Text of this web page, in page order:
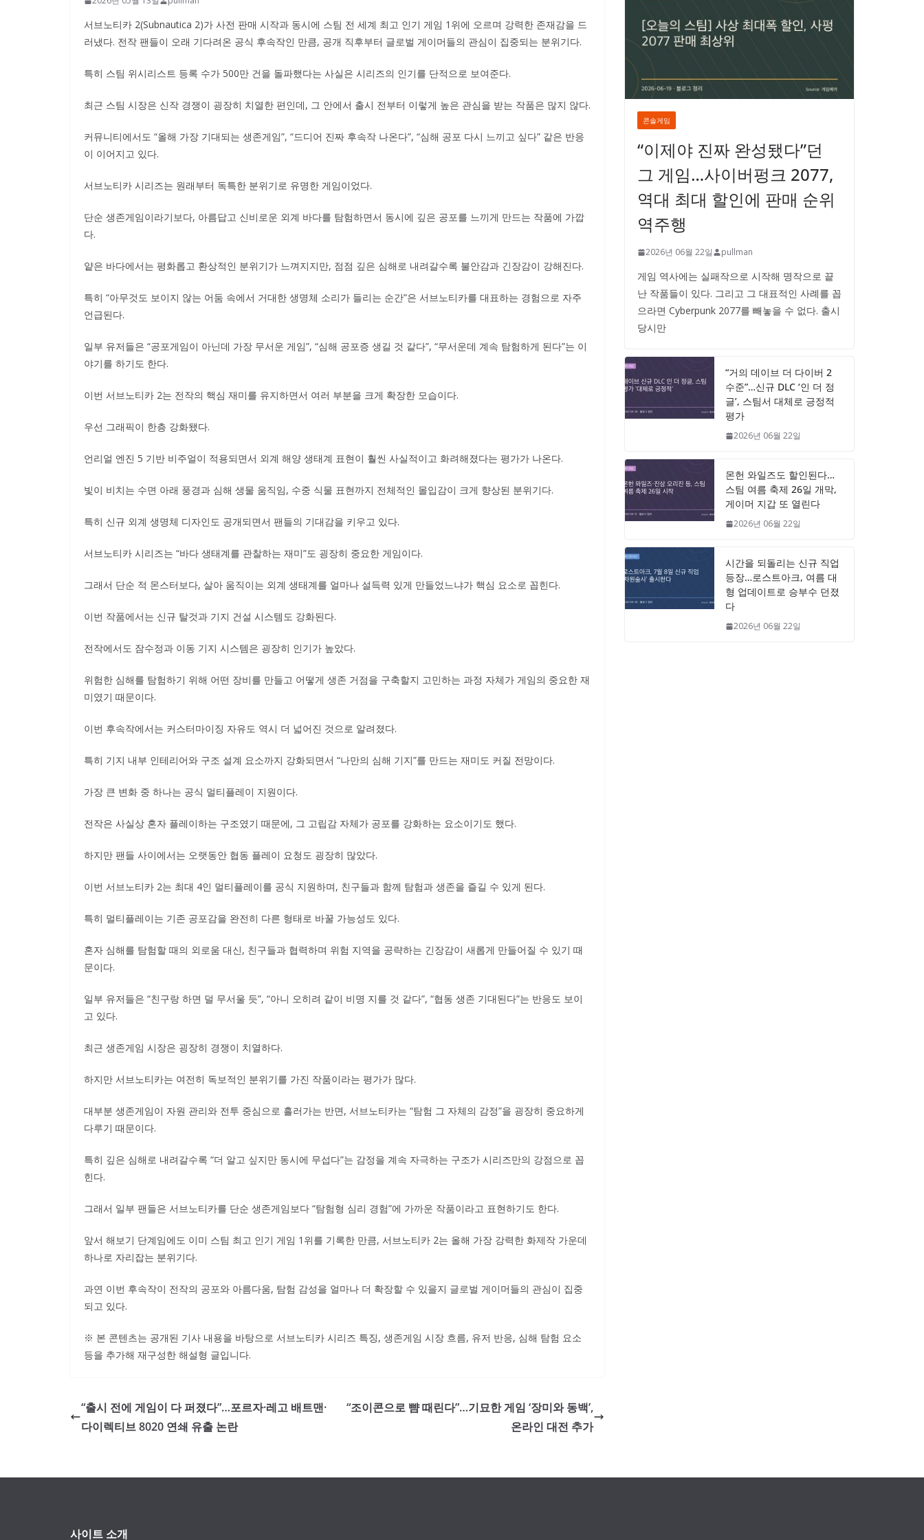
서브노티카 2(Subnautica 2)가 사전 판매 시작과 동시에 스팀 전 세계 최고 인기 게임 1위에 오르며 강력한 존재감을 드
러냈다. 전작 팬들이 오래 기다려온 공식 후속작인 만큼, 공개 직후부터 글로벌 게이머들의 관심이 집중되는 분위기다.
특히 스팀 위시리스트 등록 수가 500만 건을 돌파했다는 사실은 시리즈의 인기를 단적으로 보여준다.
최근 스팀 시장은 신작 경쟁이 굉장히 치열한 편인데, 그 안에서 출시 전부터 이렇게 높은 관심을 받는 작품은 많지 않다.
커뮤니티에서도 “올해 가장 기대되는 생존게임”, “드디어 진짜 후속작 나온다”, “심해 공포 다시 느끼고 싶다” 같은 반응
이 이어지고 있다.
서브노티카 시리즈는 원래부터 독특한 분위기로 유명한 게임이었다.
단순 생존게임이라기보다, 아름답고 신비로운 외계 바다를 탐험하면서 동시에 깊은 공포를 느끼게 만드는 작품에 가깝
다.
얕은 바다에서는 평화롭고 환상적인 분위기가 느껴지지만, 점점 깊은 심해로 내려갈수록 불안감과 긴장감이 강해진다.
특히 “아무것도 보이지 않는 어둠 속에서 거대한 생명체 소리가 들리는 순간”은 서브노티카를 대표하는 경험으로 자주
언급된다.
일부 유저들은 “공포게임이 아닌데 가장 무서운 게임”, “심해 공포증 생길 것 같다”, “무서운데 계속 탐험하게 된다”는 이
야기를 하기도 한다.
이번 서브노티카 2는 전작의 핵심 재미를 유지하면서 여러 부분을 크게 확장한 모습이다.
우선 그래픽이 한층 강화됐다.
언리얼 엔진 5 기반 비주얼이 적용되면서 외계 해양 생태계 표현이 훨씬 사실적이고 화려해졌다는 평가가 나온다.
빛이 비치는 수면 아래 풍경과 심해 생물 움직임, 수중 식물 표현까지 전체적인 몰입감이 크게 향상된 분위기다.
특히 신규 외계 생명체 디자인도 공개되면서 팬들의 기대감을 키우고 있다.
서브노티카 시리즈는 “바다 생태계를 관찰하는 재미”도 굉장히 중요한 게임이다.
그래서 단순 적 몬스터보다, 살아 움직이는 외계 생태계를 얼마나 설득력 있게 만들었느냐가 핵심 요소로 꼽힌다.
이번 작품에서는 신규 탈것과 기지 건설 시스템도 강화된다.
전작에서도 잠수정과 이동 기지 시스템은 굉장히 인기가 높았다.
위험한 심해를 탐험하기 위해 어떤 장비를 만들고 어떻게 생존 거점을 구축할지 고민하는 과정 자체가 게임의 중요한 재
미였기 때문이다.
이번 후속작에서는 커스터마이징 자유도 역시 더 넓어진 것으로 알려졌다.
특히 기지 내부 인테리어와 구조 설계 요소까지 강화되면서 “나만의 심해 기지”를 만드는 재미도 커질 전망이다.
가장 큰 변화 중 하나는 공식 멀티플레이 지원이다.
전작은 사실상 혼자 플레이하는 구조였기 때문에, 그 고립감 자체가 공포를 강화하는 요소이기도 했다.
하지만 팬들 사이에서는 오랫동안 협동 플레이 요청도 굉장히 많았다.
이번 서브노티카 2는 최대 4인 멀티플레이를 공식 지원하며, 친구들과 함께 탐험과 생존을 즐길 수 있게 된다.
특히 멀티플레이는 기존 공포감을 완전히 다른 형태로 바꿀 가능성도 있다.
혼자 심해를 탐험할 때의 외로움 대신, 친구들과 협력하며 위험 지역을 공략하는 긴장감이 새롭게 만들어질 수 있기 때
문이다.
일부 유저들은 “친구랑 하면 덜 무서울 듯”, “아니 오히려 같이 비명 지를 것 같다”, “협동 생존 기대된다”는 반응도 보이
고 있다.
최근 생존게임 시장은 굉장히 경쟁이 치열하다.
하지만 서브노티카는 여전히 독보적인 분위기를 가진 작품이라는 평가가 많다.
대부분 생존게임이 자원 관리와 전투 중심으로 흘러가는 반면, 서브노티카는 “탐험 그 자체의 감정”을 굉장히 중요하게
다루기 때문이다.
특히 깊은 심해로 내려갈수록 “더 알고 싶지만 동시에 무섭다”는 감정을 계속 자극하는 구조가 시리즈만의 강점으로 꼽
힌다.
그래서 일부 팬들은 서브노티카를 단순 생존게임보다 “탐험형 심리 경험”에 가까운 작품이라고 표현하기도 한다.
앞서 해보기 단계임에도 이미 스팀 최고 인기 게임 1위를 기록한 만큼, 서브노티카 2는 올해 가장 강력한 화제작 가운데
하나로 자리잡는 분위기다.
과연 이번 후속작이 전작의 공포와 아름다움, 탐험 감성을 얼마나 더 확장할 수 있을지 글로벌 게이머들의 관심이 집중
되고 있다.
※ 본 콘텐츠는 공개된 기사 내용을 바탕으로 서브노티카 시리즈 특징, 생존게임 시장 흐름, 유저 반응, 심해 탐험 요소
등을 추가해 재구성한 해설형 글입니다.
“출시 전에 게임이 다 퍼졌다”…포르자·레고 배트맨·
다이렉티브 8020 연쇄 유출 논란
“조이콘으로 뺨 때린다”…기묘한 게임 ‘장미와 동백’,
온라인 대전 추가
콘솔게임
“이제야 진짜 완성됐다”던
그 게임…사이버펑크 2077,
역대 최대 할인에 판매 순위
역주행
2026년 06월 22일 pullman
게임 역사에는 실패작으로 시작해 명작으로 끝
난 작품들이 있다. 그리고 그 대표적인 사례를 꼽
으라면 Cyberpunk 2077를 빼놓을 수 없다. 출시
당시만
“거의 데이브 더 다이버 2
수준”…신규 DLC ‘인 더 정
글’, 스팀서 대체로 긍정적
평가
2026년 06월 22일
몬헌 와일즈도 할인된다…
스팀 여름 축제 26일 개막,
게이머 지갑 또 열린다
2026년 06월 22일
시간을 되돌리는 신규 직업
등장…로스트아크, 여름 대
형 업데이트로 승부수 던졌
다
2026년 06월 22일
사이트 소개